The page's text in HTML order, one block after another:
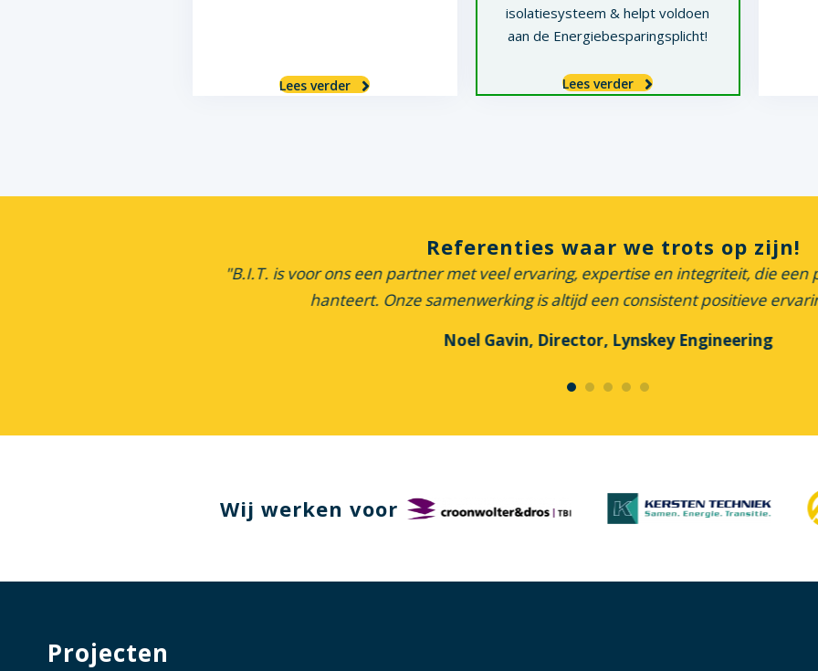
Lees verder
isolatiesysteem & helpt voldoen
aan de Energiebesparingsplicht!
Lees verder
Referenties waar we trots op zijn!
"B.I.T. is voor ons een partner met veel ervaring, expertise en integriteit, die
hanteert. Onze samenwerking is altijd een consistent positieve
Noel Gavin, Director, Lynskey Engineering
Wij werken voor
Projecten